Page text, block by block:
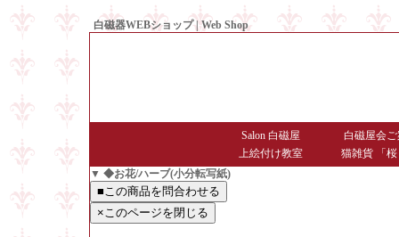
白磁器WEBショップ | Web Shop
Salon 白磁屋
白磁屋会
上絵付け教室
猫雑貨 「
▼ ◆お花/ハーブ(小分転写紙)